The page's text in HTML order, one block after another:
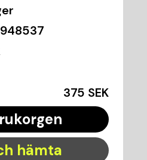
375 SEK
hämta